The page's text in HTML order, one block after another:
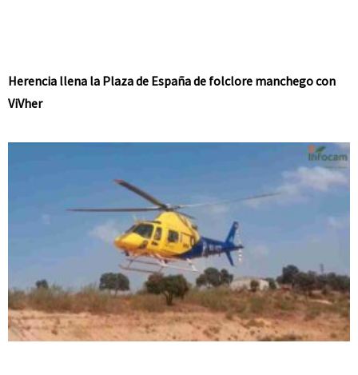
Herencia llena la Plaza de España de folclore manchego con
ViVher